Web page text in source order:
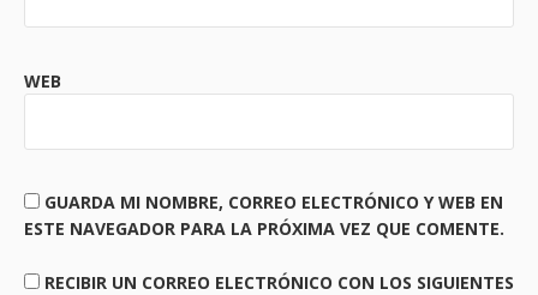
WEB
GUARDA MI NOMBRE, CORREO ELECTRÓNICO Y WEB EN
ESTE NAVEGADOR PARA LA PRÓXIMA VEZ QUE COMENTE.
RECIBIR UN CORREO ELECTRÓNICO CON LOS SIGUIENTES